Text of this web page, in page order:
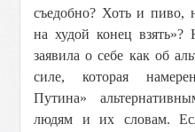
съедобно? Хоть и пиво,
на худой конец
заявила о себе как об
силе, которая
Путина»
людям и их словам.